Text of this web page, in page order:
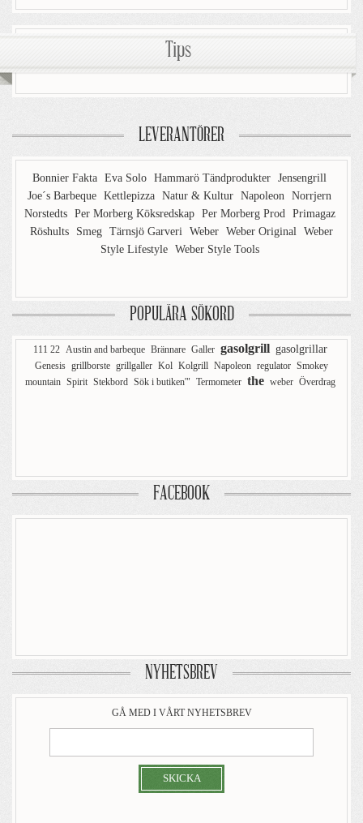
Tips
LEVERANTÖRER
Bonnier Fakta Eva Solo Hammarö Tändprodukter Jensengrill
Joe´s Barbeque Kettlepizza Natur & Kultur Napoleon Norrjern
Norstedts Per Morberg Köksredskap Per Morberg Prod Primagaz
Röshults
Smeg Tärnsjö Garveri Weber Weber Original Weber
Style Lifestyle Weber Style Tools
POPULÄRA SÖKORD
111 22 Austin and barbeque Brännare Galler gasolgrill gasolgrillar
Genesis grillborste grillgaller Kol Kolgrill Napoleon regulator Smokey
mountain Spirit Stekbord Sök i butiken'" Termometer the weber Överdrag
FACEBOOK
NYHETSBREV
GÅ MED I VÅRT NYHETSBREV
SKICKA